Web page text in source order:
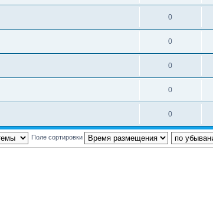
0
0
0
0
0
Поле сортировки